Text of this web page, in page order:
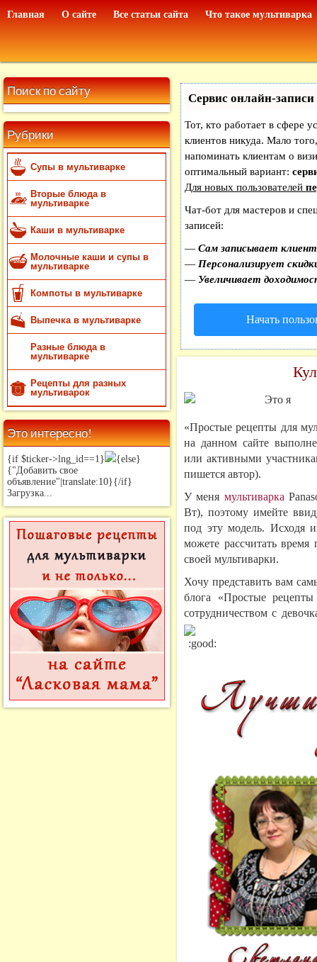
Главная О сайте Все статьи сайта Что такое мультиварка
Поиск по сайту
Рубрики
Супы в мультиварке
Вторые блюда в
мультиварке
Каши в мультиварке
Молочные каши и супы в
мультиварке
Компоты в мультиварке
Выпечка в мультиварке
Разные блюда в
мультиварке
Рецепты для разных
мультиварок
Это интересно!
{if $ticker->lng_id==1}
{else}
{"Добавить свое
объявление"|translate:10}{/if}
Загрузка...
Сервис онлайн-записи
Тот, кто работает в сфере
клиентов никуда. Мало
напоминать клиентам о
оптимальный вариант:
Для новых пользователей
Чат-бот для мастеров и
записей:
— Сам записывает
— Персонализирует
— Увеличивает
Начать
«Простые рецепты для
на данном сайте
или активными
пишется автор).
У меня мультиварка
Вт), поэтому имейте
под эту модель. Исходя
можете рассчитать
своей мультиварки.
Хочу представить вам
блога «Простые
сотрудничеством с